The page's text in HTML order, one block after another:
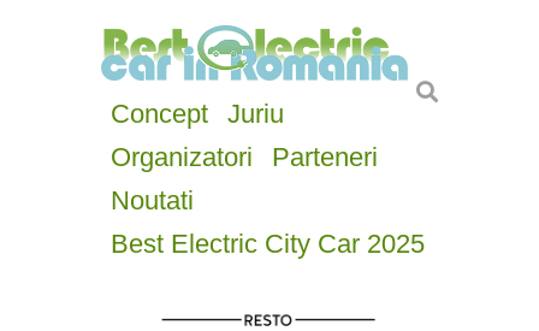
Concept
Juriu
Organizatori
Parteneri
Noutati
Best Electric City Car 2025